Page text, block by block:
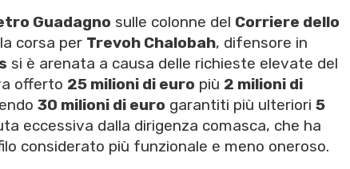
Guadagno sulle colonne del Corriere dello
corsa per Trevoh Chalobah, difensore in
si è arenata a causa delle richieste elevate del
offerto 25 milioni di euro più 2 milioni di
30 milioni di euro garantiti più ulteriori 5
eccessiva dalla dirigenza comasca, che ha
considerato più funzionale e meno oneroso.